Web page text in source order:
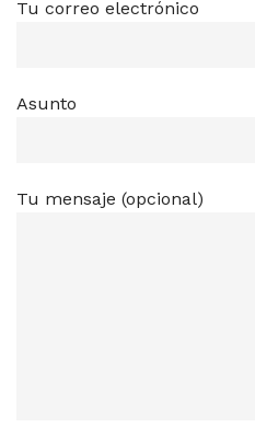
Tu correo electrónico
Asunto
Tu mensaje (opcional)